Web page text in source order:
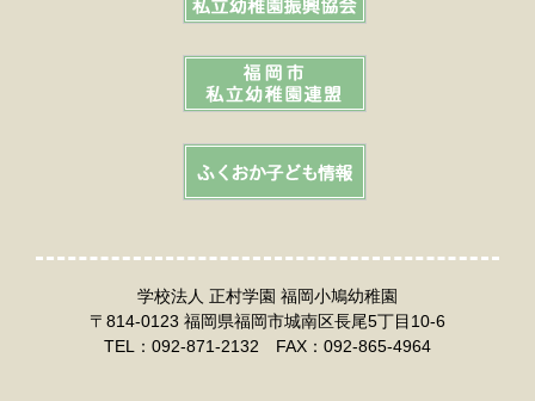
学校法人 正村学園 福岡小鳩幼稚園
〒814-0123 福岡県福岡市城南区長尾5丁目10-6
TEL：092-871-2132 FAX：092-865-4964